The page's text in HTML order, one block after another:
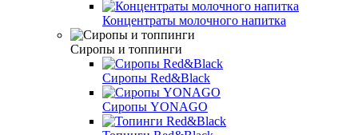
Концентраты молочного напитка
Сиропы и топпинги
Сиропы Red&Black
Сиропы YONAGO